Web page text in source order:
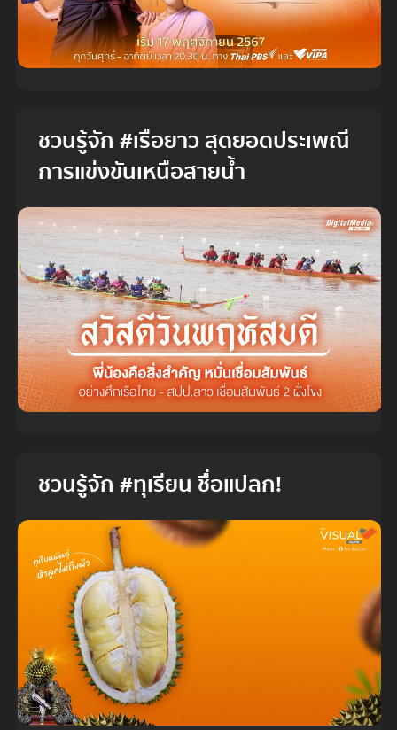
ชวนรู้จัก #เรือยาว สุดยอดประเพณี
การแข่งขันเหนือสายน้ำ
ชวนรู้จัก #ทุเรียน ชื่อแปลก!